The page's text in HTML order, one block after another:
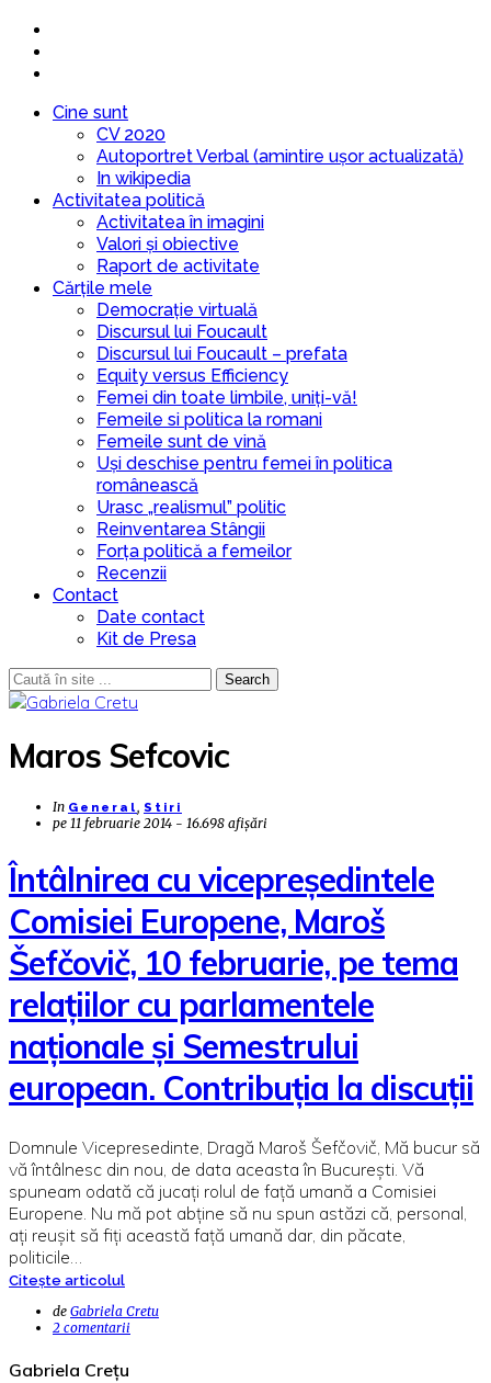
Cine sunt
CV 2020
Autoportret Verbal (amintire ușor actualizată)
In wikipedia
Activitatea politică
Activitatea în imagini
Valori și obiective
Raport de activitate
Cărțile mele
Democrație virtuală
Discursul lui Foucault
Discursul lui Foucault – prefata
Equity versus Efficiency
Femei din toate limbile, uniți-vă!
Femeile si politica la romani
Femeile sunt de vină
Uși deschise pentru femei în politica
românească
Urasc „realismul” politic
Reinventarea Stângii
Forța politică a femeilor
Recenzii
Contact
Date contact
Kit de Presa
Search
Maros Sefcovic
In General, Stiri
pe 11 februarie 2014 - 16.698 afișări
Întâlnirea cu vicepreședintele
Comisiei Europene, Maroš
Šefčovič, 10 februarie, pe tema
relațiilor cu parlamentele
naționale și Semestrului
european. Contribuția la discuții
Domnule Vicepresedinte, Dragă Maroš Šefčovič, Mă bucur să
vă întâlnesc din nou, de data aceasta în București. Vă
spuneam odată că jucați rolul de față umană a Comisiei
Europene. Nu mă pot abține să nu spun astăzi că, personal,
ați reușit să fiți această față umană dar, din păcate,
politicile…
Citește articolul
de Gabriela Cretu
2 comentarii
Gabriela Crețu